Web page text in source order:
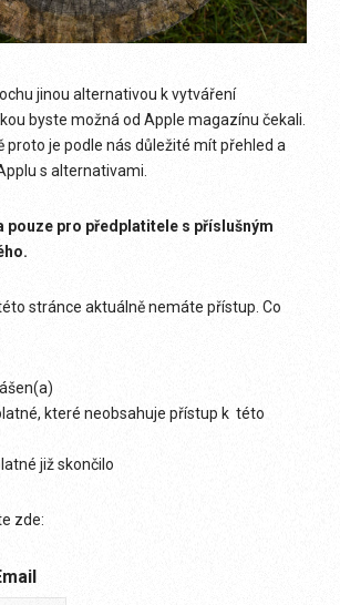
jinou alternativou k vytváření
byste možná od Apple magazínu čekali.
proto je podle nás důležité mít přehled a
s alternativami.
pouze pro předplatitele s příslušným
stránce aktuálně nemáte přístup. Co
které neobsahuje přístup k této
již skončilo
zde: